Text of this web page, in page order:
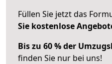
Füllen Sie jetzt das
Sie kostenlose
Bis zu 60 % der
finden Sie nur bei uns!